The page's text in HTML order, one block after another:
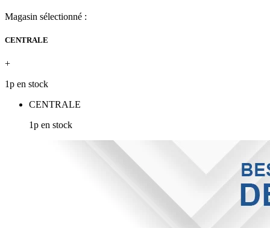
Magasin sélectionné :
CENTRALE
+
1p en stock
CENTRALE
1p en stock